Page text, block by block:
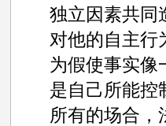
独立因素共同
对他的自主行
为假使事实像
是自己所能控
所有的场合，